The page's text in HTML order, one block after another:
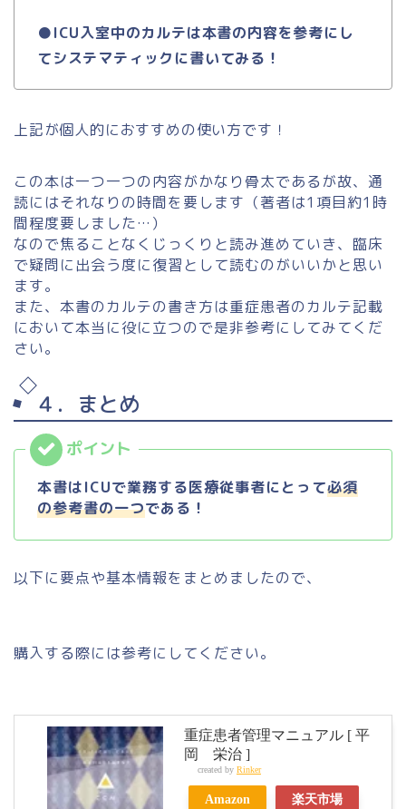
●ICU入室中のカルテは本書の内容を参考にし
てシステマティックに書いてみる！
上記が個人的におすすめの使い方です！
この本は一つ一つの内容がかなり骨太であるが故、通
読にはそれなりの時間を要します（著者は1項目約1時
間程度要しました…）
なので焦ることなくじっくりと読み進めていき、臨床
で疑問に出会う度に復習として読むのがいいかと思い
ます。
また、本書のカルテの書き方は重症患者のカルテ記載
において本当に役に立つので是非参考にしてみてくだ
さい。
４．まとめ
本書はICUで業務する医療従事者にとって必須
の参考書の一つである ！
以下に要点や基本情報をまとめましたので、
購入する際には参考にしてください。
重症患者管理マニュアル [ 平
岡 栄治 ]
created by Rinker
Amazon 楽天市場